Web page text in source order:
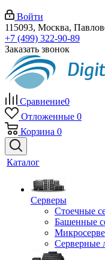
Войти
115093, Москва,
+7 (499) 322-90-89
Заказать звонок
Сравнение0
Отложенные 0
Корзина 0
Каталог
Серверы
Стоечные
Башенные
Серверные